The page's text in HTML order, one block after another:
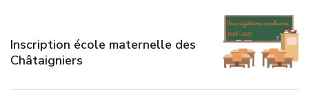
Inscription école maternelle des
Châtaigniers